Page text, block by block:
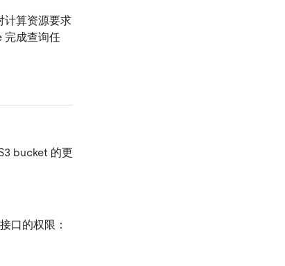
计算资源要求
完成查询任
bucket 的更
口的权限：